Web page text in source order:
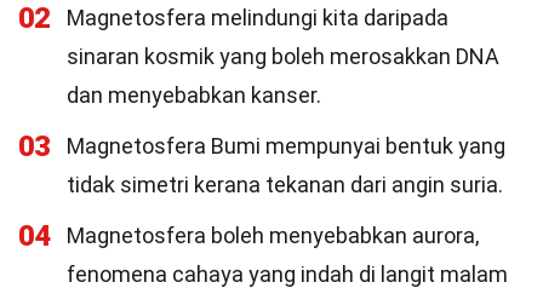
02
Magnetosfera melindungi kita daripada
sinaran kosmik yang boleh merosakkan DNA
dan menyebabkan kanser.
03
Magnetosfera Bumi mempunyai bentuk yang
tidak simetri kerana tekanan dari angin suria.
04
Magnetosfera boleh menyebabkan aurora,
fenomena cahaya yang indah di langit malam